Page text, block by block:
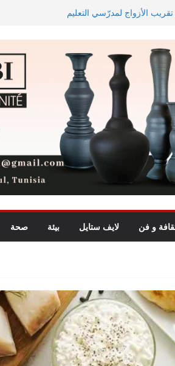
الأزواج لمدرّسي التعليم
دجوليبا في الدور التمهيدي الأوّل
للأطفال يجمع بين الترفيه
وكأس الكونفدرالية
و فن لايف ستايل بيئة صحة